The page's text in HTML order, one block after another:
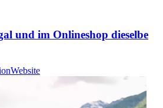
und im Onlineshop dieselbe
Website